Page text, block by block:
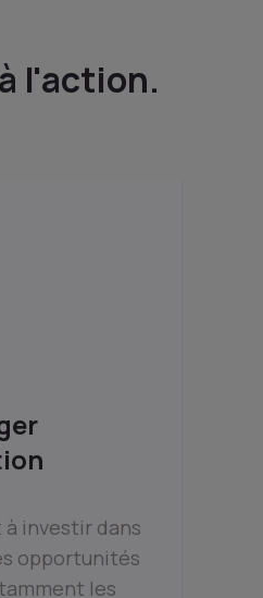
l'action.
investir dans
opportunités
les